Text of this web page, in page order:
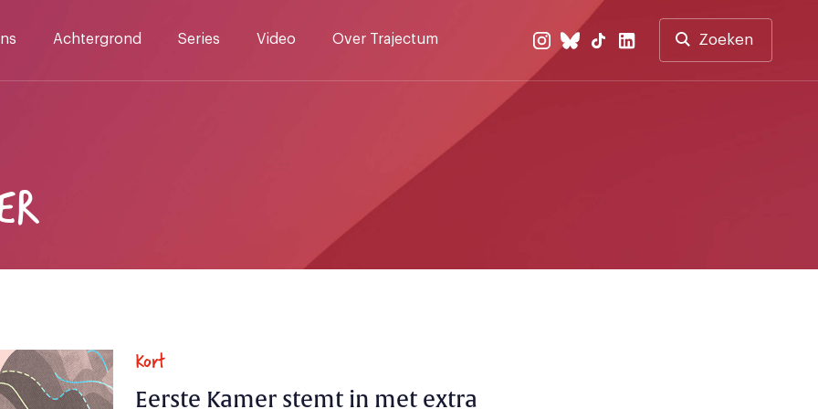
Achtergrond Series Video Over Trajectum Zoeken
Kort
Eerste Kamer stemt in met extra